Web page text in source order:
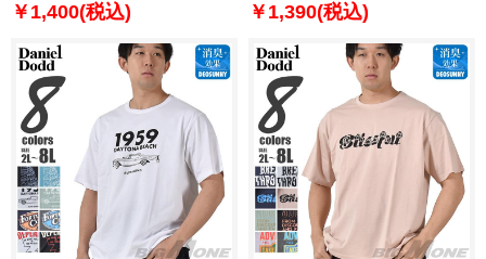
￥1,400(税込) ￥1,390(税込)